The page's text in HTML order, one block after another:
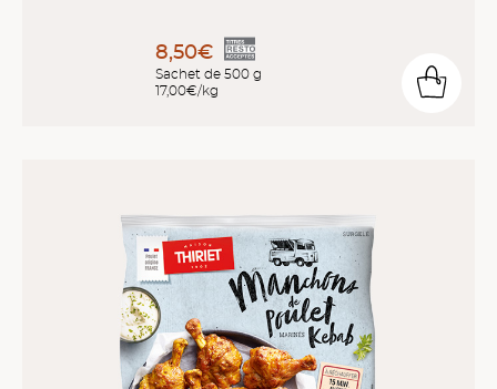
8,50€
Sachet de 500 g
17,00€/kg